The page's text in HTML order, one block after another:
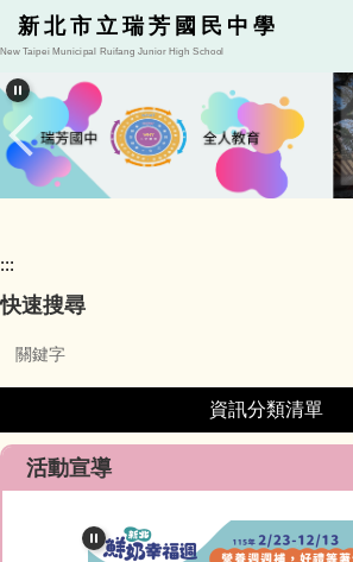
跳
到
要
內
容
區
新北市立瑞芳國民中學
New Taipei Municipal Ruifang Junior High School
:::
快速搜尋
資訊分類清單
資訊分類清單
最新消息
活動宣導